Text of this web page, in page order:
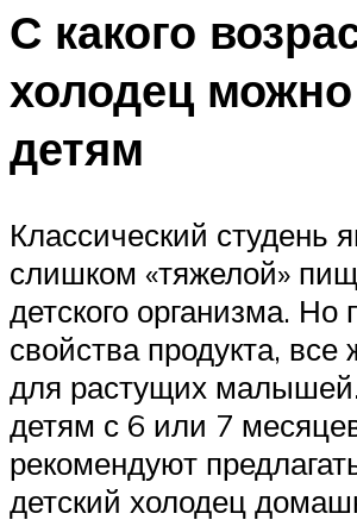
С какого
холодец
детям
Классический студень
слишком «тяжелой»
детского организма. Но
свойства продукта,
для растущих
детям с 6 или 7
рекомендуют
детский холодец